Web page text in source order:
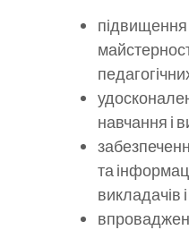
підвищення
навчання і
та
викладачів